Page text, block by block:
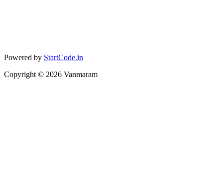
Powered by StartCode.in
Copyright © 2026 Vanmaram